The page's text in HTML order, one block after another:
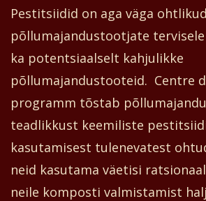
Pestitsiidid on aga väga
põllumajandustootjate
ka potentsiaalselt kahjulikke
põllumajandustooteid. Centre
programm tõstab
teadlikkust keemiliste
kasutamisest tulenevatest
neid kasutama väetisi
neile komposti valmistamist